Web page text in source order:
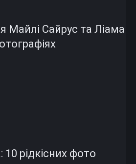
Майлі Сайрус та Ліама
рідкісних фото